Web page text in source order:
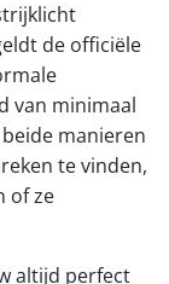
de officiële
van minimaal
manieren
te vinden,
of ze
altijd perfect